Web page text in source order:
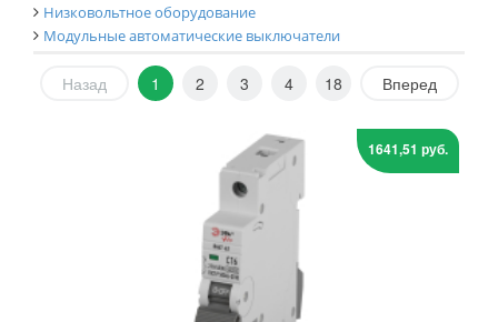
Низковольтное оборудование
Модульные автоматические выключатели
Назад 1 2 3 4 18 Вперед
1641,51 руб.